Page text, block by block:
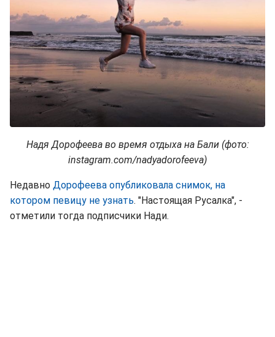
Надя Дорофеева во время отдыха на Бали (фото:
instagram.com/nadyadorofeeva)
Недавно Дорофеева опубликовала снимок, на
котором певицу не узнать. "Настоящая Русалка", -
отметили тогда подписчики Нади.